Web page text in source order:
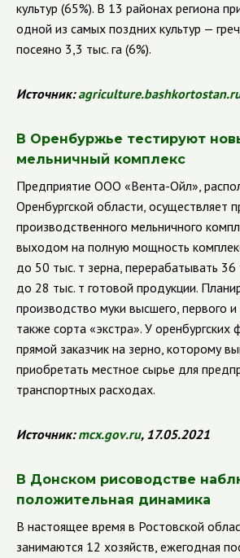
культур (65%). В 13 районах региона
одной из самых поздних культур —
посеяно 3,3 тыс. га (6%).
Источник:agriculture.bashkortostan.
В Оренбуржье тестируют
мельничный комплекс
Предприятие ООО «Вента-Ойл»,
Оренбургской области, осуществляет
производственного мельничного
выходом на полную мощность
до 50 тыс. т зерна, перерабатывать 36
до 28 тыс. т готовой продукции.
производство муки высшего, первого
также сорта «экстра». У оренбургских
прямой заказчик на зерно, которому
приобретать местное сырье для
транспортных расходах.
Источник:mcx.gov.ru, 17.05.2021
В Донском рисоводстве
положительная динамика
В настоящее время в Ростовской
занимаются 12 хозяйств, ежегодная